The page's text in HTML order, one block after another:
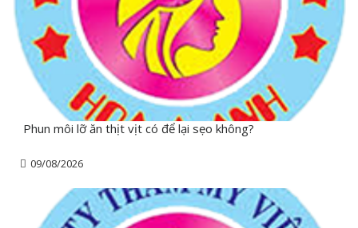
Phun môi lỡ ăn thịt vịt có để lại sẹo không?
09/08/2026